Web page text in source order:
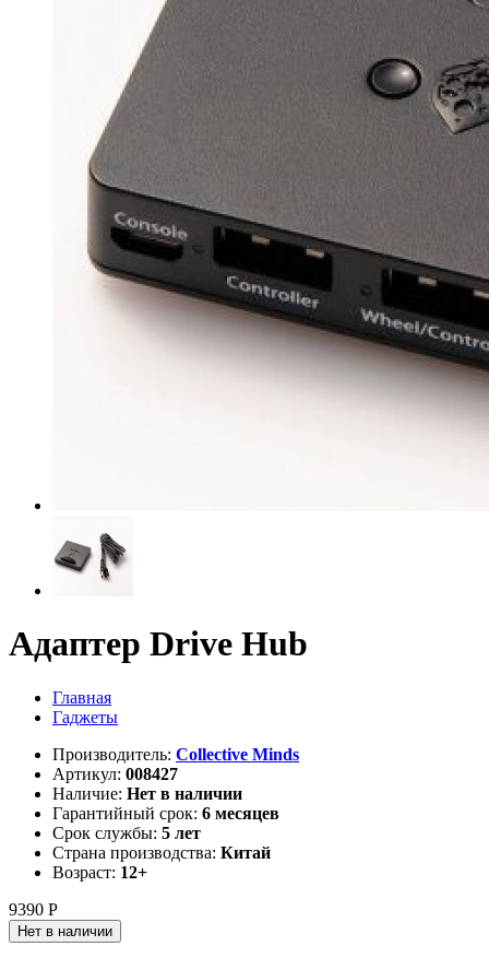
Адаптер Drive Hub
Главная
Гаджеты
Производитель: Collective Minds
Артикул: 008427
Наличие: Нет в наличии
Гарантийный срок: 6 месяцев
Срок службы: 5 лет
Страна производства: Китай
Возраст: 12+
9390 Р
Нет в наличии